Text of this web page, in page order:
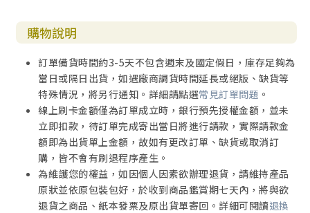
購物說明
訂單備貨時間約3-5天不包含週末及國定假日，庫存足夠為
當日或隔日出貨，如遇廠商調貨時間延長或絕版、缺貨等
特殊情況，將另行通知。詳細請點選常見訂單問題 。
線上刷卡金額僅為訂單成立時，銀行預先授權金額，並未
立即扣款，待訂單完成寄出當日將進行請款，實際請款金
額即為出貨單上金額，故如有更改訂單、缺貨或取消訂
購，皆不會有刷退程序產生。
為維護您的權益，如因個人因素欲辦理退貨，請維持產品
原狀並依原包裝包好，於收到商品鑑賞期七天內，將與欲
退貨之商品、紙本發票及原出貨單寄回。詳細可閱讀退換